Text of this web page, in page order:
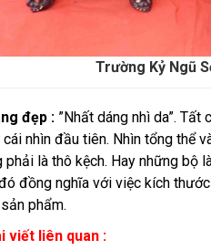
Trường Kỷ Ngũ
đẹp : ”Nhất dáng nhì da”.
nhìn đầu tiên. Nhìn tổng thể
phải là thô kệch. Hay những bộ
đồng nghĩa với việc kích
phẩm.
viết liên quan :